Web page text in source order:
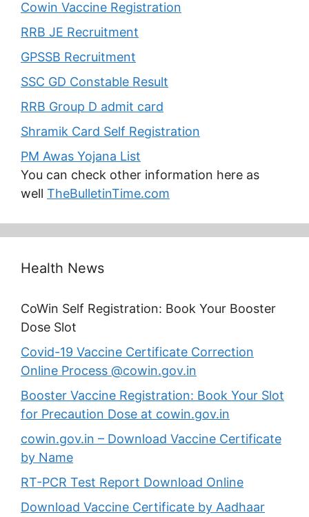
Cowin Vaccine Registration
RRB JE Recruitment
GPSSB Recruitment
SSC GD Constable Result
RRB Group D admit card
Shramik Card Self Registration
PM Awas Yojana List
You can check other information here as
well TheBulletinTime.com
Health News
CoWin Self Registration: Book Your Booster
Dose Slot
Covid-19 Vaccine Certificate Correction
Online Process @cowin.gov.in
Booster Vaccine Registration: Book Your Slot
for Precaution Dose at cowin.gov.in
cowin.gov.in – Download Vaccine Certificate
by Name
RT-PCR Test Report Download Online
Download Vaccine Certificate by Aadhaar